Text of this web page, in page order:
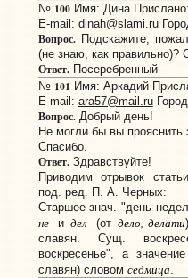
№ 100Имя: Дина
E-mail: dinah@slami.ru
Вопрос.Подскажите,
(не знаю, как правильно)?
Ответ.Посеребренный
№ 101 Имя: Аркадий
E-mail: ara57@mail.ru
Вопрос.Добрый день!
Не могли бы вы
Спасибо.
Ответ.Здравствуйте!
Приводим отрывок
под. ред. П. А. Черных:
Старшее знач. "день
не-и дел-(от дело, делати
славян. Сущ.
воскресенье", а
славян) словом седмица.